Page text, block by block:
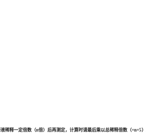
释一定倍数（n倍）后再测定，计算时请最后乘以总稀释倍数（×n×5）